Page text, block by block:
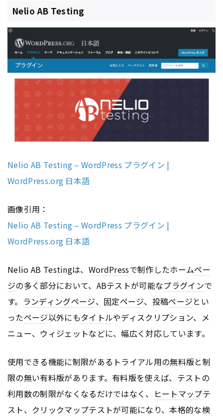
Nelio AB Testing
Nelio AB Testing – WordPress プラグイン |
WordPress.org 日本語
画像引用：
Nelio AB Testing – WordPress プラグイン |
WordPress.org 日本語
Nelio AB Testingは、 WordPressで制作したホームペー
ジの多く部分において、ABテストが可能なプラグインで
す。 ランディングページ、固定ページ、投稿ページとい
ったページ以外にもタイトルやディスクリプション、メ
ニュー、ウィジェットなどに、幅広く対応しています。
使用できる機能に制限があるトライアル用の無料版と制
限の無い有料版があります。有料版を使えば、テストの
利用数の制限がなくなるだけではなく、
ヒートマップテ
スト、クリックマップテストが可能になり、本格的な検